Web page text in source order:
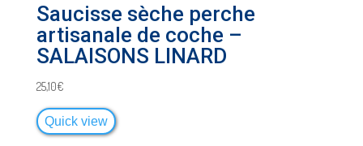
Saucisse sèche perche
artisanale de coche –
SALAISONS LINARD
25,10€
Quick view